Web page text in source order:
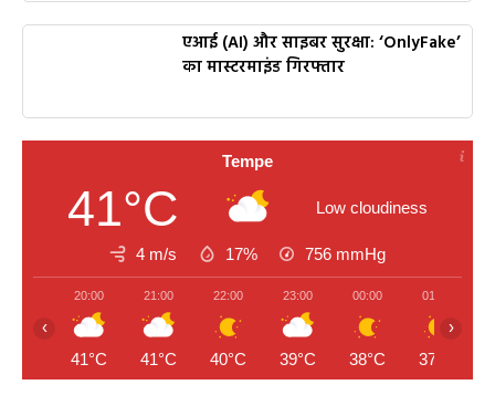
एआई (AI) और साइबर सुरक्षा: ‘OnlyFake’
का मास्टरमाइंड गिरफ्तार
Tempe
41°C Low cloudiness
4 m/s 17% 756 mmHg
20:00
41°C
21:00
41°C
22:00
40°C
23:00
39°C
00:00
38°C
01:00
37°C
‹ ›